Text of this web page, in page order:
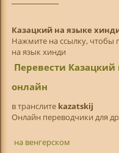
Казацкий на языке
Нажмите на ссылку, чтобы
на язык хинди
Перевести
онлайн
в транслитe kazatskij
Онлайн переводчики для
на венгерском